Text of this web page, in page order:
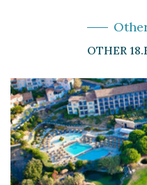
OTHER